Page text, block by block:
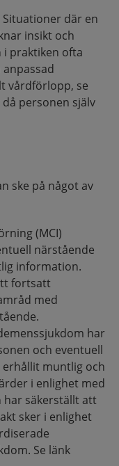
där en
insikt och
praktiken ofta
vårdförlopp, se
personen själv
ske på något av
(MCI)
närstående
information.
fortsatt
med
har
och eventuell
muntlig och
i enlighet med
har säkerställt att
sker i enlighet
Se länk